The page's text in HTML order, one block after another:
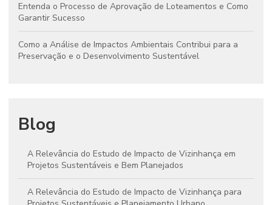
Entenda o Processo de Aprovação de Loteamentos e Como
Garantir Sucesso
Como a Análise de Impactos Ambientais Contribui para a
Preservação e o Desenvolvimento Sustentável
Blog
A Relevância do Estudo de Impacto de Vizinhança em
Projetos Sustentáveis e Bem Planejados
A Relevância do Estudo de Impacto de Vizinhança para